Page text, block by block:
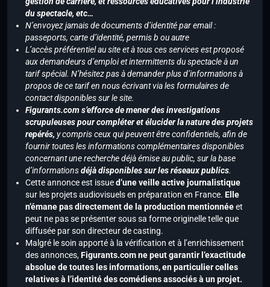
du spectacle, etc…
N’envoyez jamais de documents d’identité par email :
passeports, carte d’identité, permis b ou autre
L’accès préférentiel au site et à tous ces services est proposé
aux demandeurs d’emploi et intermittents du spectacle à un
tarif spécial. N’hésitez pas à demander plus d’informations à
propos de ce tarif en nous écrivant via les formulaires de
contact disponibles sur le site.
Figurants.com s’efforce de mener des investigations
scrupuleuses pour compléter et élucider la nature des projets
repérés, y compris ceux qui peuvent être confidentiels, afin de
fournir toutes les informations complémentaires disponibles
concernant une recherche déjà émise au public, sur la base
d’informationsdéjà disponibles sur les réseaux publics.
Cette annonce est issued’une veille active journalistique
sur les projets audiovisuels en préparation en France. Elle
n’émane pas directement de la production mentionnéeet
peut ne pas se présenter sous sa forme originelle telle que
diffusée par son directeur de casting.
Malgré le soin apporté à la vérification et à l’enrichissement
des annonces,Figurants.com ne peut garantir l’exactitude
absolue de toutes les informations, en particulier celles
relatives à l’identité des comédiens associés à un projet.